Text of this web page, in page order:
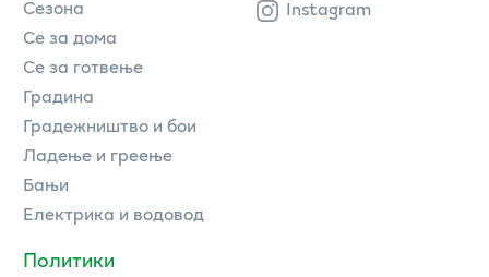
Сезона
Се за дома
Се за готвење
Градина
Градежништво и бои
Ладење и греење
Бањи
Електрика и водовод
Политики
Instagram